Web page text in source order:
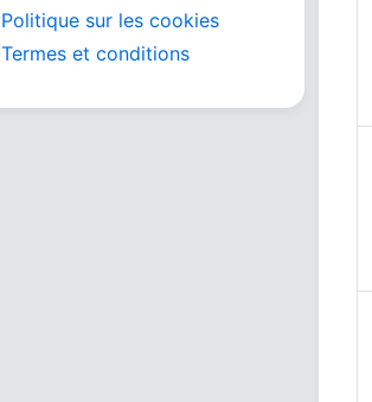
Politique sur les cookies
Termes et conditions